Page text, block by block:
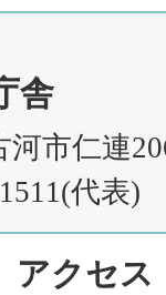
舎
河市仁連
代表)
アクセス